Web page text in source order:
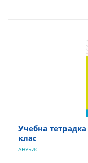
Учебна
клас
АНУБИС